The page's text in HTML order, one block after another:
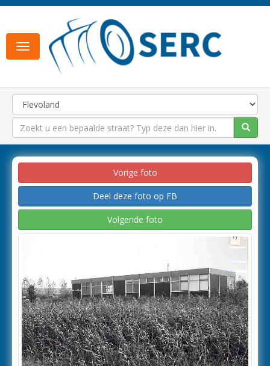
Toggle
navigation
Vorige foto
Deel deze foto op FB
Volgende foto